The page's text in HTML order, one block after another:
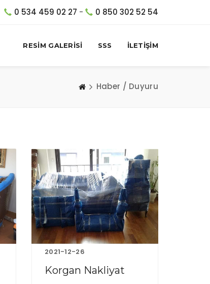
0 534 459 02 27 - 0 850 302 52 54
RESİM GALERİSİ SSS İLETİŞİM
Haber / Duyuru
2021-12-26
Korgan Nakliyat